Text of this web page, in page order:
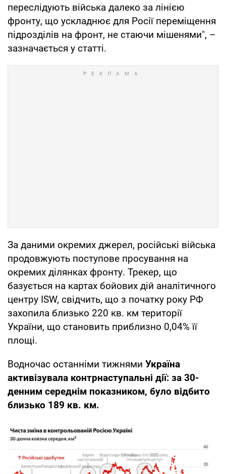
переслідують війська далеко за лінією
фронту, що ускладнює для Росії переміщення
підрозділів на фронт, не стаючи мішенями", –
зазначається у статті.
За даними окремих джерел, російські війська
продовжують поступове просування на
окремих ділянках фронту. Трекер, що
базується на картах бойових дій аналітичного
центру ISW, свідчить, що з початку року РФ
захопила близько 220 кв. км території
України, що становить приблизно 0,04% її
площі.
Водночас останніми тижнями Україна
активізувала контрнаступальні дії: за 30-
денним середнім показником, було відбито
близько 189 кв. км.